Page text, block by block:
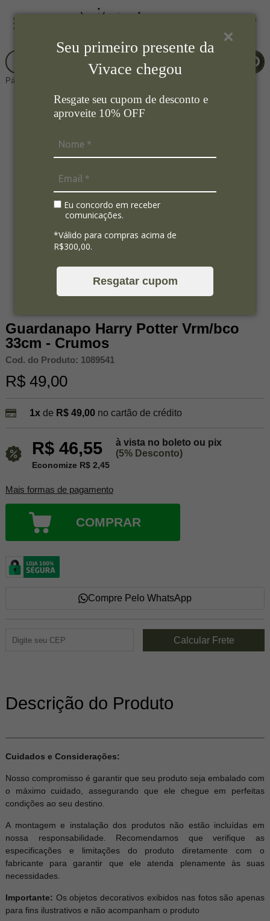
Seu primeiro presente da
Vivace chegou
Resgate seu cupom de desconto e
aproveite 10% OFF
Eu concordo em receber
comunicações.
*Válido para compras acima de
R$300,00.
Resgatar cupom
Página Inicial Guardanapos
Guardanapo Harry Potter Vrm/bco
33cm - Crumos
Cod. do Produto: 1089541
R$ 49,00
1xde R$ 49,00 no cartão de crédito
R$ 46,55
à vista no boleto ou pix
(5% Desconto)
Economize R$ 2,45
Mais formas de pagamento
COMPRAR
Compre Pelo WhatsApp
Descrição do Produto
Cuidados e Considerações:
Nosso compromisso é garantir que seu produto seja embalado com
o máximo cuidado, assegurando que ele chegue em perfeitas
condições ao seu destino.
A montagem e instalação dos produtos não estão incluídas em
nossa responsabilidade. Recomendamos que verifique as
especificações e limitações do produto diretamente com o
fabricante para garantir que ele atenda plenamente às suas
necessidades.
Importante: Os objetos decorativos exibidos nas fotos são apenas
para fins ilustrativos e não acompanham o produto